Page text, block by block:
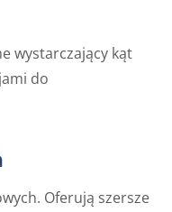
wystarczający kąt
do
Oferują szersze